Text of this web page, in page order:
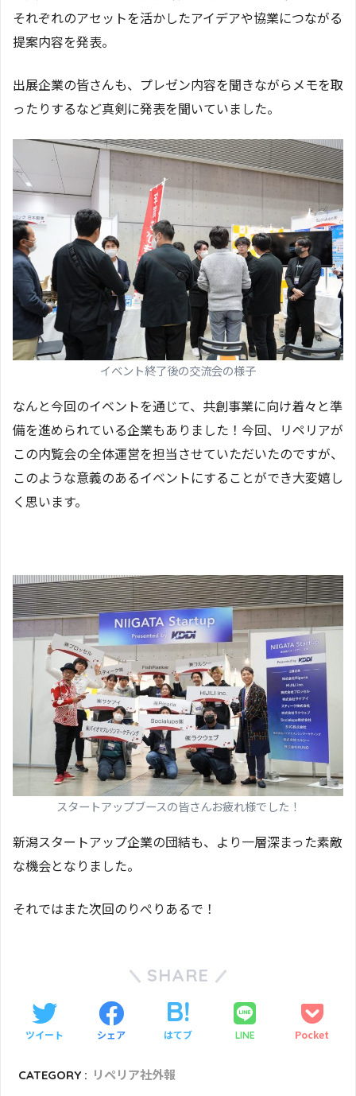
それぞれのアセットを活かしたアイデアや協業につながる
提案内容を発表。
出展企業の皆さんも、プレゼン内容を聞きながらメモを取
ったりするなど真剣に発表を聞いていました。
イベント終了後の交流会の様子
なんと今回のイベントを通じて、共創事業に向け着々と準
備を進められている企業もありました！今回、リペリアが
この内覧会の全体運営を担当させていただいたのですが、
このような意義のあるイベントにすることができ大変嬉し
く思います。
スタートアップブースの皆さんお疲れ様でした！
新潟スタートアップ企業の団結も、より一層深まった素敵
な機会となりました。
それではまた次回のりぺりあるで！
SHARE
ツイート シェア はてブ LINE Pocket
CATEGORY : リペリア社外報